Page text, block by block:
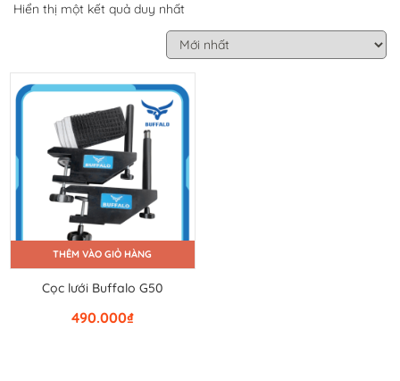
Hiển thị một kết quả duy nhất
THÊM VÀO GIỎ HÀNG
Cọc lưới Buffalo G50
₫
490.000